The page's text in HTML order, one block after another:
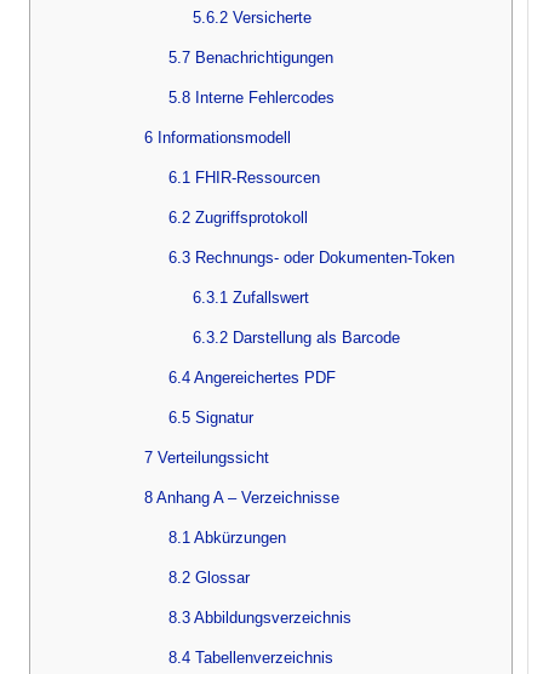
5.6.2 Versicherte
5.7 Benachrichtigungen
5.8 Interne Fehlercodes
6 Informationsmodell
6.1 FHIR-Ressourcen
6.2 Zugriffsprotokoll
6.3 Rechnungs- oder Dokumenten-Token
6.3.1 Zufallswert
6.3.2 Darstellung als Barcode
6.4 Angereichertes PDF
6.5 Signatur
7 Verteilungssicht
8 Anhang A – Verzeichnisse
8.1 Abkürzungen
8.2 Glossar
8.3 Abbildungsverzeichnis
8.4 Tabellenverzeichnis